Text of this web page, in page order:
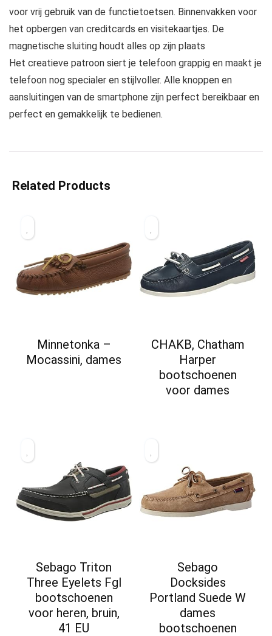
voor vrij gebruik van de functietoetsen. Binnenvakken voor
het opbergen van creditcards en visitekaartjes. De
magnetische sluiting houdt alles op zijn plaats
Het creatieve patroon siert je telefoon grappig en maakt je
telefoon nog specialer en stijlvoller. Alle knoppen en
aansluitingen van de smartphone zijn perfect bereikbaar en
perfect en gemakkelijk te bedienen.
Related Products
Minnetonka –
Mocassini, dames
CHAKB, Chatham
Harper
bootschoenen
voor dames
Sebago Triton
Three Eyelets Fgl
bootschoenen
voor heren, bruin,
41 EU
Sebago
Docksides
Portland Suede W
dames
bootschoenen